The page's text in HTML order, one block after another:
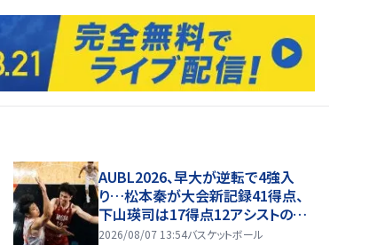
AUBL2026、早大が逆転で4強入
り…松本秦が大会新記録41得点、
下山瑛司は17得点12アシストの活
躍
2026/08/07 13:54バスケットボール